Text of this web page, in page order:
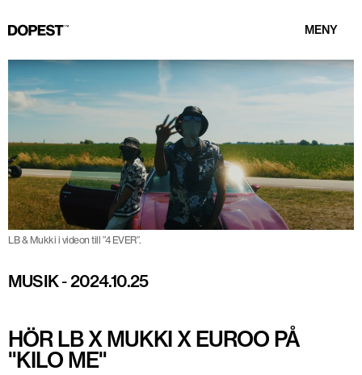
MENY
LB & Mukki i videon till ”4 EVER”.
MUSIK- 2024.10.25
HÖR LB X MUKKI X EUROO PÅ
"KILO ME"